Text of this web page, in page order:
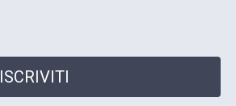
ISCRIVITI